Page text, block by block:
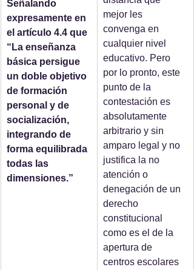
Señalando
expresamente en
el artículo 4.4 que
“La enseñanza
básica persigue
un doble objetivo
de formación
personal y de
socialización,
integrando de
forma equilibrada
todas las
dimensiones.”
mejor les
convenga en
cualquier nivel
educativo. Pero
por lo pronto, este
punto de la
contestación es
absolutamente
arbitrario y sin
amparo legal y no
justifica la no
atención o
denegación de un
derecho
constitucional
como es el de la
apertura de
centros escolares